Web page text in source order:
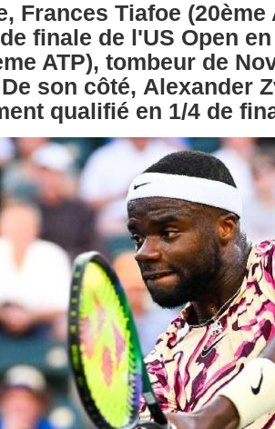
Frances Tiafoe
finale de l'US Open
ATP), tombeur de
son côté, Alexander
qualifié en 1/4 de